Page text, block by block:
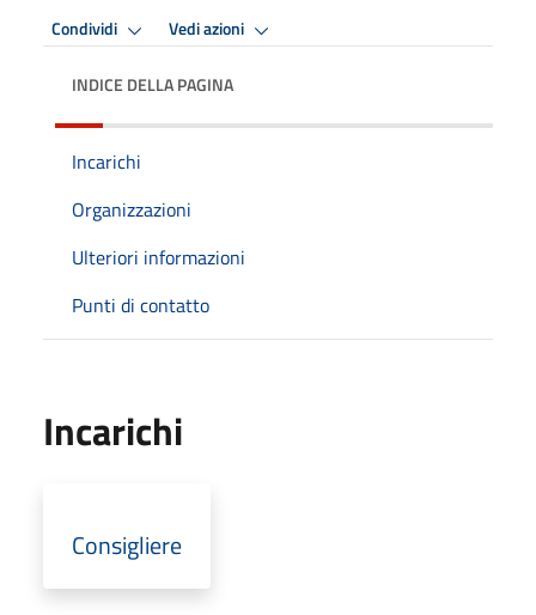
Condividi Vedi azioni
INDICE DELLA PAGINA
Incarichi
Organizzazioni
Ulteriori informazioni
Punti di contatto
Incarichi
Consigliere